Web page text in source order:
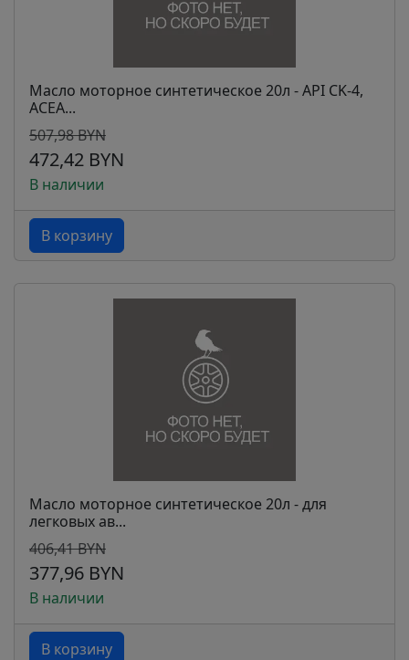
Масло моторное синтетическое 20л - API CK-4,
ACEA...
507,98 BYN
472,42 BYN
В наличии
В корзину
Масло моторное синтетическое 20л - для
легковых ав...
406,41 BYN
377,96 BYN
В наличии
В корзину